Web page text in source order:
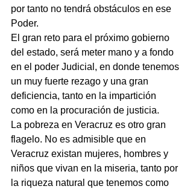
por tanto no tendrá obstáculos en ese
Poder.
El gran reto para el próximo gobierno
del estado, será meter mano y a fondo
en el poder Judicial, en donde tenemos
un muy fuerte rezago y una gran
deficiencia, tanto en la impartición
como en la procuración de justicia.
La pobreza en Veracruz es otro gran
flagelo. No es admisible que en
Veracruz existan mujeres, hombres y
niños que vivan en la miseria, tanto por
la riqueza natural que tenemos como